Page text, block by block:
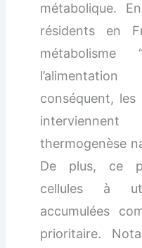
métabolique.
résidents en
métabolisme
conséquent, les
thermogenèse
De plus, ce
cellules à
accumulées
prioritaire.